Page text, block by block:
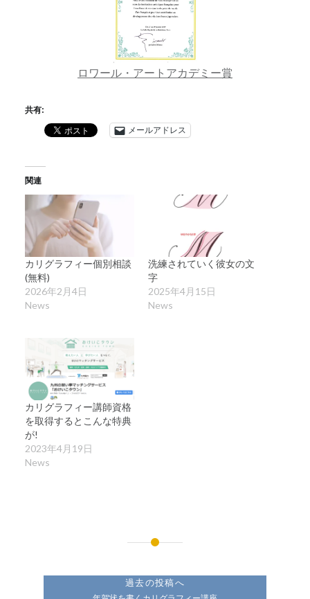
ロワール・アートアカデミー賞
共有:
メールアドレス
関連
カリグラフィー個別相談
(無料)
2026年2月4日
News
洗練されていく彼女の文
字
2025年4月15日
News
カリグラフィー講師資格
を取得するとこんな特典
が!
2023年4月19日
News
過去の投稿へ